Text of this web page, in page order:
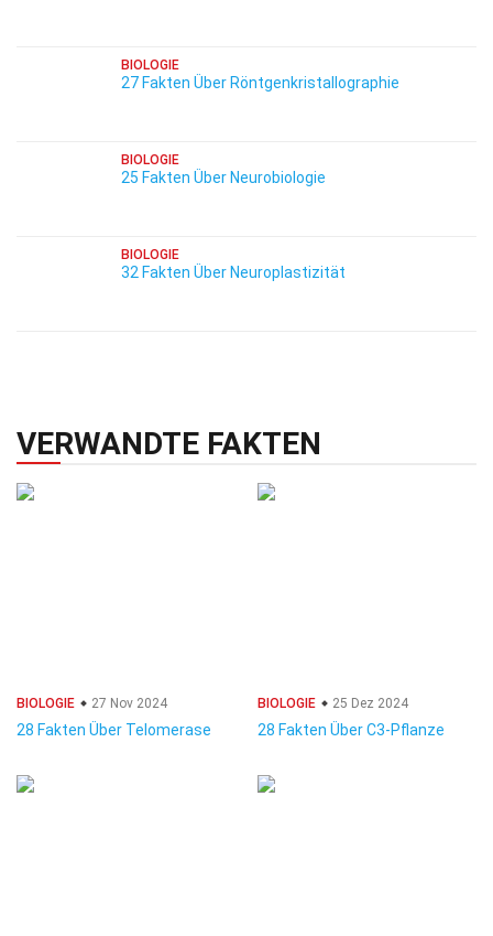
BIOLOGIE
27 Fakten Über Röntgenkristallographie
BIOLOGIE
25 Fakten Über Neurobiologie
BIOLOGIE
32 Fakten Über Neuroplastizität
VERWANDTE FAKTEN
BIOLOGIE 27 Nov 2024
28 Fakten Über Telomerase
BIOLOGIE 25 Dez 2024
28 Fakten Über C3-Pflanze